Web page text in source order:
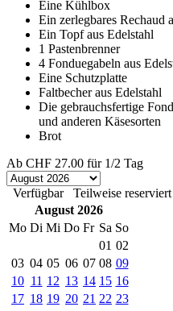
Eine Kühlbox
Ein zerlegbares Rechaud
Ein Topf aus Edelstahl
1 Pastenbrenner
4 Fonduegabeln aus
Eine Schutzplatte
Faltbecher aus Edelstahl
Die gebrauchsfertige
und anderen Käsesorten
Brot
Ab CHF 27.00 für 1/2 Tag
Verfügbar Teilweise reserviert
August 2026
Mo Di Mi Do Fr Sa So
01 02
03 04 05 06 07 08 09
10 11 12 13 14 15 16
17 18 19 20 21 22 23